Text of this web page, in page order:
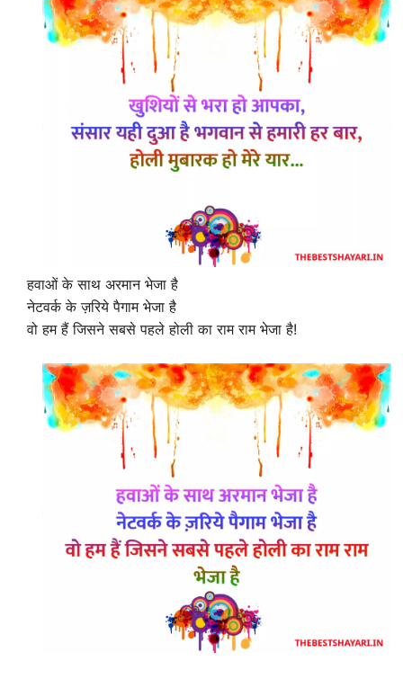
हवाओं के साथ अरमान भेजा है
नेटवर्क के ज़रिये पैगाम भेजा है
वो हम हैं जिसने सबसे पहले होली का राम राम भेजा है!